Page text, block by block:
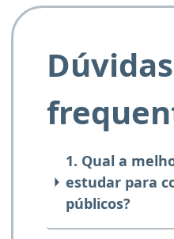
Dúvidas
1. Qual a
estudar para
públicos?